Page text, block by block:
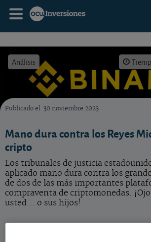
Análisis
Los tribunales de justicia estadounidenses han aplicado
Publicado el 30 noviembre 2023
Mano dura contra los Reyes
cripto
Los tribunales de justicia
aplicado mano dura contra los
de dos de las más importantes
compraventa de criptomonedas.
usted… o sus hijos!